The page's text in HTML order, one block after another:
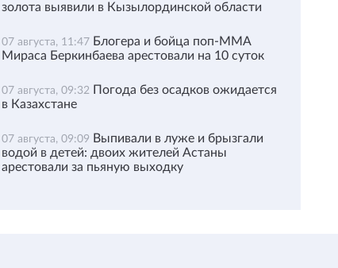
золота выявили в Кызылординской области
07 августа, 11:47 Блогера и бойца поп-ММА
Мираса Беркинбаева арестовали на 10 суток
07 августа, 09:32 Погода без осадков ожидается
в Казахстане
07 августа, 09:09 Выпивали в луже и брызгали
водой в детей: двоих жителей Астаны
арестовали за пьяную выходку